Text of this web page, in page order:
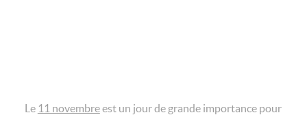
Le 11 novembreest un jour de grande importance pour